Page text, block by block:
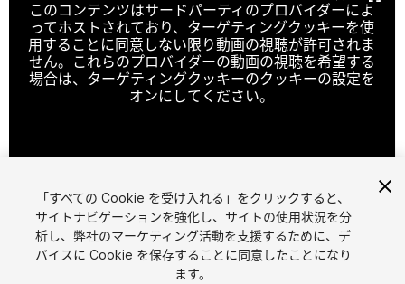
このコンテンツはサードパーティのプロバイダーによ
ってホストされており、ターゲティングクッキーを使
用することに同意しない限り動画の視聴が許可されま
せん。これらのプロバイダーの動画の視聴を希望する
場合は、ターゲティングクッキーのクッキーの設定を
オンにしてください。
1/ 27
「すべての Cookie を受け入れる」をクリックすると、
サイトナビゲーションを強化し、サイトの使用状況を分
析し、弊社のマーケティング活動を支援するために、デ
バイスに Cookie を保存することに同意したことになり
ます。